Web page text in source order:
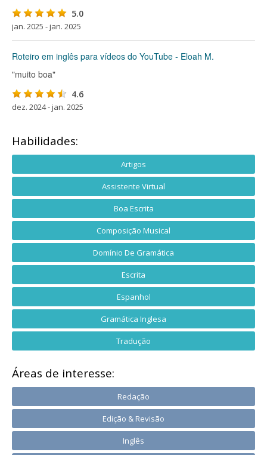
5.0
jan. 2025 - jan. 2025
Roteiro em inglês para vídeos do YouTube - Eloah M.
"muito boa"
4.6
dez. 2024 - jan. 2025
Habilidades:
Artigos
Assistente Virtual
Boa Escrita
Composição Musical
Domínio De Gramática
Escrita
Espanhol
Gramática Inglesa
Tradução
Áreas de interesse:
Redação
Edição & Revisão
Inglês